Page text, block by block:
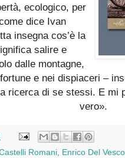
ecologico, per
dice Ivan
insegna cos’è la
salire e
dalle montagne,
e nei dispiaceri –
ricerca di se stessi. E mi
vero».
Romani Enrico Del